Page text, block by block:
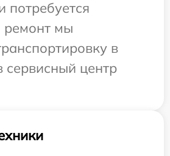
потребуется
ремонт мы
в
сервисный центр